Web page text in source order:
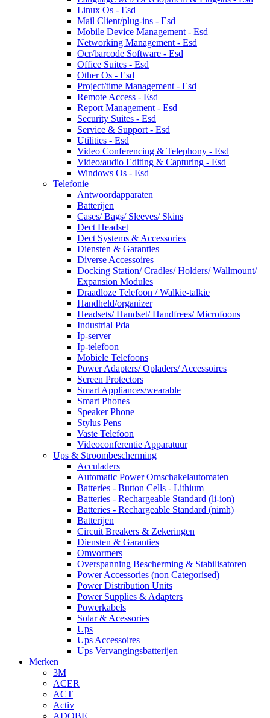
Linux Os - Esd
Mail Client/plug-ins - Esd
Mobile Device Management - Esd
Networking Management - Esd
Ocr/barcode Software - Esd
Office Suites - Esd
Other Os - Esd
Project/time Management - Esd
Remote Access - Esd
Report Management - Esd
Security Suites - Esd
Service & Support - Esd
Utilities - Esd
Video Conferencing & Telephony - Esd
Video/audio Editing & Capturing - Esd
Windows Os - Esd
Telefonie
Antwoordapparaten
Batterijen
Cases/ Bags/ Sleeves/ Skins
Dect Headset
Dect Systems & Accessories
Diensten & Garanties
Diverse Accessoires
Docking Station/ Cradles/ Holders/ Wallmount/
Expansion Modules
Draadloze Telefoon / Walkie-talkie
Handheld/organizer
Headsets/ Handset/ Handfrees/ Microfoons
Industrial Pda
Ip-server
Ip-telefoon
Mobiele Telefoons
Power Adapters/ Opladers/ Accessoires
Screen Protectors
Smart Appliances/wearable
Smart Phones
Speaker Phone
Stylus Pens
Vaste Telefoon
Videoconferentie Apparatuur
Ups & Stroombescherming
Acculaders
Automatic Power Omschakelautomaten
Batteries - Button Cells - Lithium
Batteries - Rechargeable Standard (li-ion)
Batteries - Rechargeable Standard (nimh)
Batterijen
Circuit Breakers & Zekeringen
Diensten & Garanties
Omvormers
Overspanning Bescherming & Stabilisatoren
Power Accessories (non Categorised)
Power Distribution Units
Power Supplies & Adapters
Powerkabels
Solar & Acessories
Ups
Ups Accessoires
Ups Vervangingsbatterijen
Merken
3M
ACER
ACT
Activ
ADOBE